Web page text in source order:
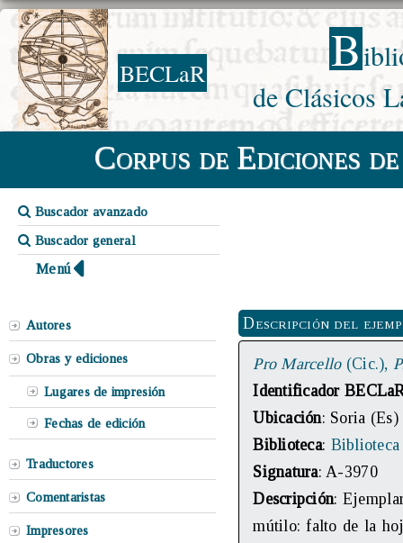
BECLaR B
de Clásicos
Corpus de Ediciones
Buscador avanzado
Buscador general
Menú
Autores
Obras y ediciones
Lugares de impresión
Fechas de edición
Traductores
Comentaristas
Impresores
Descripción del
Pro Marcello(Cic.),
Identificador
Ubicación: Soria (Es)
Biblioteca: Biblioteca
Signatura: A-3970
Descripción:
mútilo: falto de la